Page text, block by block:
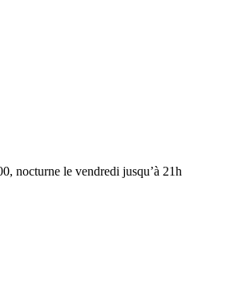
nocturne le vendredi jusqu’à 21h